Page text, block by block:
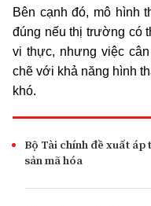
Bên cạnh đó, mô hình
đúng nếu thị trường có
vi thực, nhưng việc
chẽ với khả năng hình
khó.
Bộ Tài chính đề xuất áp
sản mã hóa